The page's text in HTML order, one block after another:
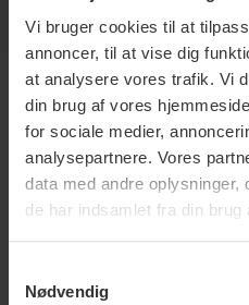
Vi bruger cookies til at
annoncer, til at vise dig
at analysere vores trafik. Vi
din brug af vores
for sociale medier,
analysepartnere. Vores
data med andre oplysninger,
de har indsamlet fra din brug
Nødvendig
Jump to
Varianter og
Støttehåndtag 81302023